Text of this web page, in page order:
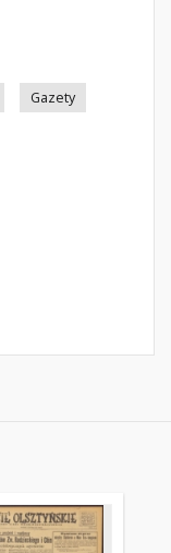
Gazety